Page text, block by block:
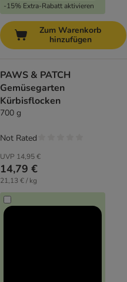
-15% Extra-Rabatt aktivieren
Zum Warenkorb
hinzufügen
PAWS & PATCH
Gemüsegarten
Kürbisflocken
700 g
UVP 14,95 €
14,79 €
21,13 € / kg
Not Rated